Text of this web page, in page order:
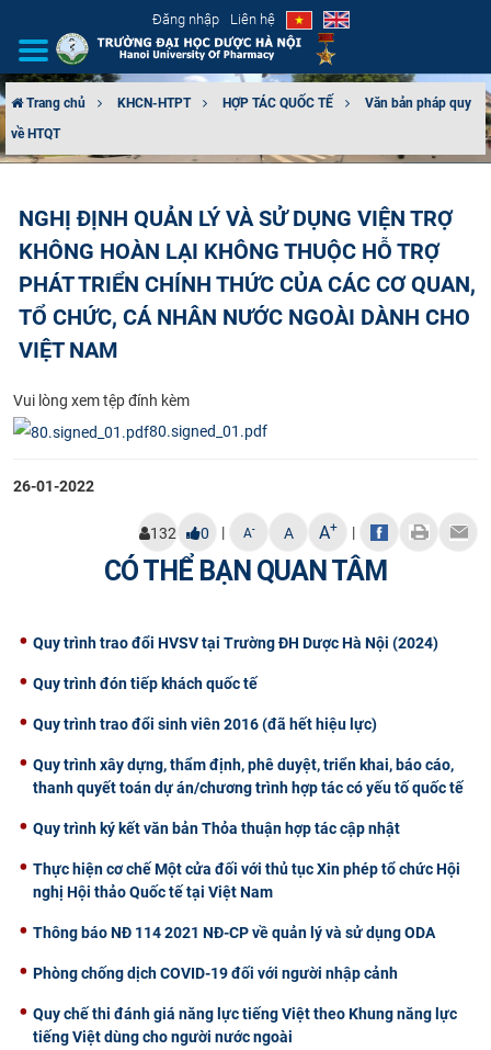
Đăng nhập Liên hệ
GIỚI THIỆU
TUYỂN SINH
ĐÀO TẠO
ĐẢM BẢO CHẤT LƯỢNG
KHOA HỌC CÔNG NGHỆ
CỰU NGƯỜI HỌC
Trang chủ KHCN-HTPT HỢP TÁC QUỐC TẾ
Văn bản pháp quy
về HTQT
NGHỊ ĐỊNH QUẢN LÝ VÀ SỬ DỤNG VIỆN TRỢ
KHÔNG HOÀN LẠI KHÔNG THUỘC HỖ TRỢ
PHÁT TRIỂN CHÍNH THỨC CỦA CÁC CƠ QUAN,
TỔ CHỨC, CÁ NHÂN NƯỚC NGOÀI DÀNH CHO
VIỆT NAM
​Vui lòng xem tệp đính kèm
80.signed_01.pdf
26-01-2022
132 0 | A- A A+ |
CÓ THỂ BẠN QUAN TÂM
Quy trình trao đổi HVSV tại Trường ĐH Dược Hà Nội (2024)
Quy trình đón tiếp khách quốc tế
Quy trình trao đổi sinh viên 2016 (đã hết hiệu lực)
Quy trình xây dựng, thẩm định, phê duyệt, triển khai, báo cáo,
thanh quyết toán dự án/chương trình hợp tác có yếu tố quốc tế
Quy trình ký kết văn bản Thỏa thuận hợp tác cập nhật
Thực hiện cơ chế Một cửa đối với thủ tục Xin phép tổ chức Hội
nghị Hội thảo Quốc tế tại Việt Nam
Thông báo NĐ 114 2021 NĐ-CP về quản lý và sử dụng ODA
Phòng chống dịch COVID-19 đối với người nhập cảnh
Quy chế thi đánh giá năng lực tiếng Việt theo Khung năng lực
tiếng Việt dùng cho người nước ngoài